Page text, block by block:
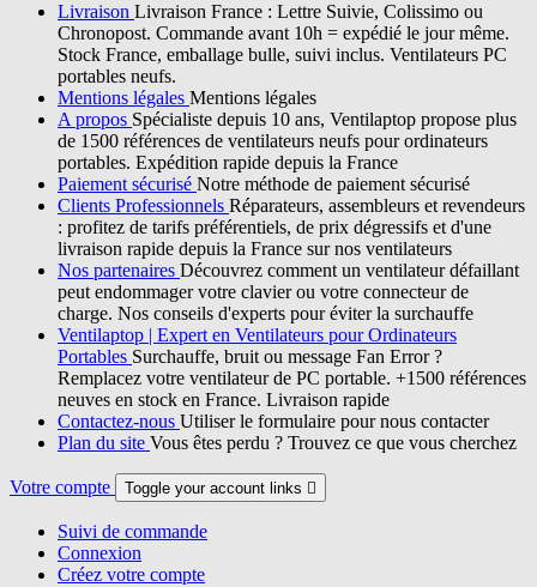
Livraison Livraison France : Lettre Suivie, Colissimo ou
Chronopost. Commande avant 10h = expédié le jour même.
Stock France, emballage bulle, suivi inclus. Ventilateurs PC
portables neufs.
Mentions légales Mentions légales
A propos Spécialiste depuis 10 ans, Ventilaptop propose plus
de 1500 références de ventilateurs neufs pour ordinateurs
portables. Expédition rapide depuis la France
Paiement sécurisé Notre méthode de paiement sécurisé
Clients Professionnels Réparateurs, assembleurs et revendeurs
: profitez de tarifs préférentiels, de prix dégressifs et d'une
livraison rapide depuis la France sur nos ventilateurs
Nos partenaires Découvrez comment un ventilateur défaillant
peut endommager votre clavier ou votre connecteur de
charge. Nos conseils d'experts pour éviter la surchauffe
Ventilaptop | Expert en Ventilateurs pour Ordinateurs
Portables Surchauffe, bruit ou message Fan Error ?
Remplacez votre ventilateur de PC portable. +1500 références
neuves en stock en France. Livraison rapide
Contactez-nous Utiliser le formulaire pour nous contacter
Plan du site Vous êtes perdu ? Trouvez ce que vous cherchez
Votre compte Toggle your account links 
Suivi de commande
Connexion
Créez votre compte